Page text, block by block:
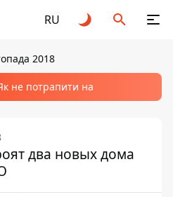
RU
2018
не потрапити на
два новых дома